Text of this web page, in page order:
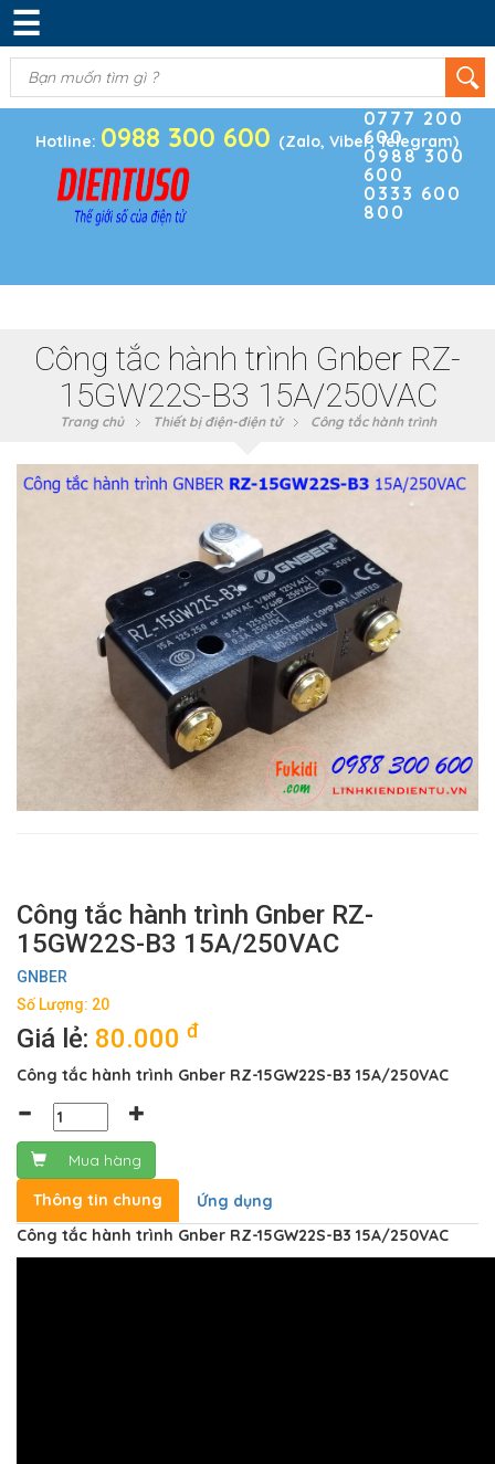
DANH MỤC SẢN PHẨM
KIM KHÍ
ĐIỆN TRỞ & TỤ ĐIỆN
BOARD PHÁT TRIỂN
MODULE CẢM BIẾN
LINH KIỆN KHÁC
☰
Hotline: 0988 300 600 (Zalo, Viber, Telegram)
Điện thoại
0777 200
600
0988 300
600
0333 600
800
(0)
Công tắc hành trình Gnber RZ-
15GW22S-B3 15A/250VAC
Trang chủ Thiết bị điện-điện tử Công tắc hành trình
Công tắc hành trình Gnber RZ-
15GW22S-B3 15A/250VAC
GNBER
Số Lượng: 20
Giá lẻ: 80.000 đ
Công tắc hành trình Gnber RZ-15GW22S-B3 15A/250VAC
Mua hàng
Thông tin chung
Ứng dụng
Công tắc hành trình Gnber RZ-15GW22S-B3 15A/250VAC